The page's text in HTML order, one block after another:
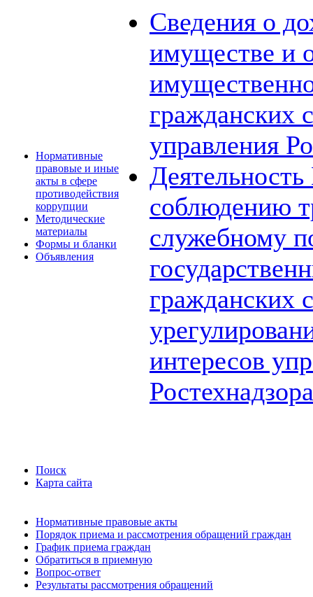
Нормативные
правовые и иные
акты в сфере
противодействия
коррупции
Методические
материалы
Формы и бланки
Объявления
Сведения о
имуществе и
гражданских
управления
соблюдению
служебному
гражданских
интересов
Ростехнадзора
Поиск
Карта сайта
Нормативные правовые акты
Порядок приема и рассмотрения обращений граждан
График приема граждан
Обратиться в приемную
Вопрос-ответ
Результаты рассмотрения обращений